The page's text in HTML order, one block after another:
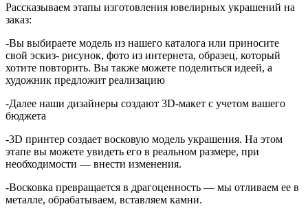
Рассказываем этапы изготовления ювелирных украшений на
заказ:
-Вы выбираете модель из нашего каталога или приносите
свой эскиз- рисунок, фото из интернета, образец, который
хотите повторить. Вы также можете поделиться идеей, а
художник предложит реализацию
-Далее наши дизайнеры создают 3D-макет с учетом вашего
бюджета
-3D принтер создает восковую модель украшения. На этом
этапе вы можете увидеть его в реальном размере, при
необходимости — внести изменения.
-Восковка превращается в драгоценность — мы отливаем ее в
металле, обрабатываем, вставляем камни.